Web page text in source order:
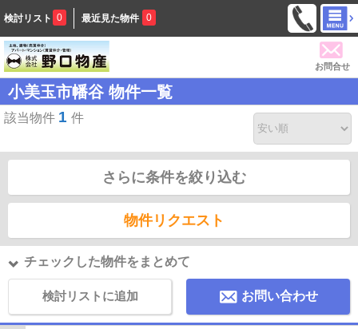
検討リスト 0 最近見た物件 0
お問合せ
小美玉市幡谷 物件一覧
該当物件 1 件
さらに条件を絞り込む
物件リクエスト
チェックした物件をまとめて
検討リストに追加 お問い合わせ